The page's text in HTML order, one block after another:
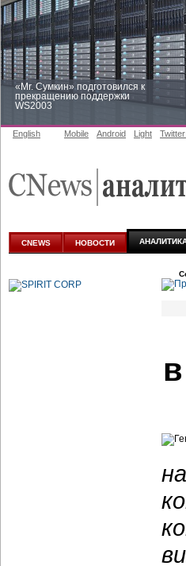
«Mr. Сумкин» подготовился к
прекращению поддержки
WS2003
аналитике
English Mobile Android Light
CNEWS НОВОСТИ